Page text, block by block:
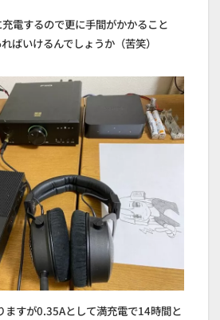
電するので更に手間がかかること
ばいけるんでしょうか（苦笑）
ますが0.35Aとして満充電で14時間と